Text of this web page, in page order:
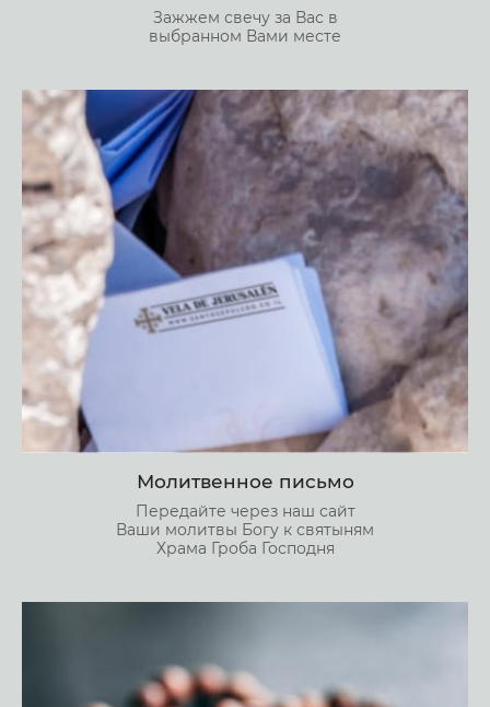
Зажжем свечу за Вас в
выбранном Вами месте
Молитвенное письмо
Передайте через наш сайт
Ваши молитвы Богу к святыням
Храма Гроба Господня